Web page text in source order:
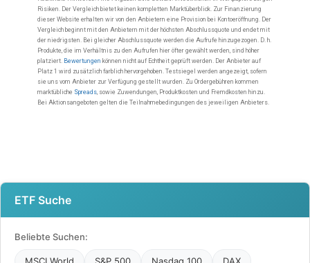
ETF Suche
Beliebte Suchen: